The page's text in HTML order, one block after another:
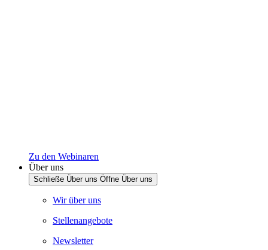
Zu den Webinaren
Über uns
Schließe Über uns Öffne Über uns
Wir über uns
Stellenangebote
Newsletter